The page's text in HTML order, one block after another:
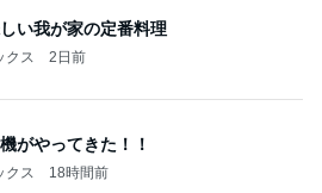
い我が家の定番料理
クス 2日前
がやってきた！！
クス 18時間前